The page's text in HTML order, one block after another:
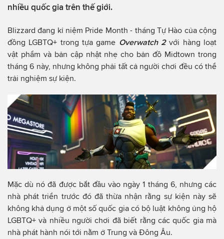
nhiều quốc gia trên thế giới.
Blizzard đang kỉ niệm Pride Month - tháng Tự Hào của cộng
đồng LGBTQ+ trong tựa game Overwatch 2với hàng loạt
vật phẩm và bản cập nhật nhẹ cho bản đồ Midtown trong
tháng 6 này, nhưng không phải tất cả người chơi đều có thể
trải nghiệm sự kiện.
Mặc dù nó đã được bắt đầu vào ngày 1 tháng 6, nhưng các
nhà phát triển trước đó đã thừa nhận rằng sự kiện này sẽ
không khả dụng ở một số quốc gia có bộ luật không ủng hộ
LGBTQ+ và nhiều người chơi đã biết rằng các quốc gia mà
nhà phát hành nói tới nằm ở Trung và Đông Âu.